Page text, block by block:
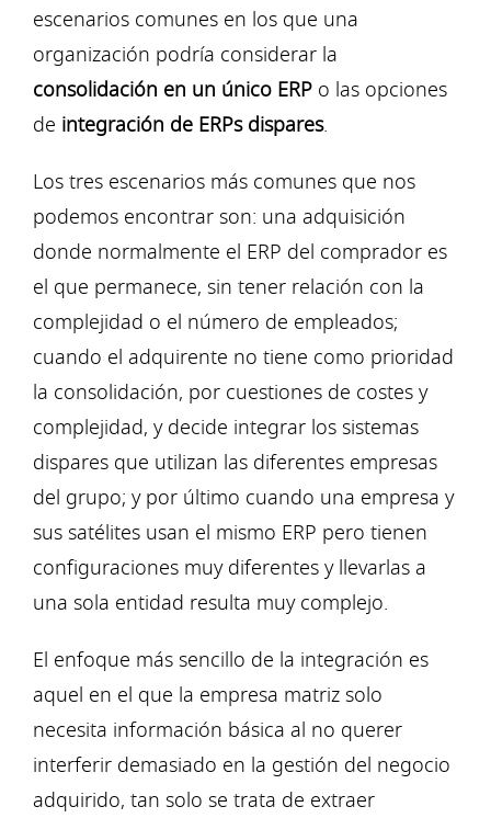
escenarios comunes en los que una
organización podría considerar la
consolidación en un único ERP o las opciones
de integración de ERPs dispares.
Los tres escenarios más comunes que nos
podemos encontrar son: una adquisición
donde normalmente el ERP del comprador es
el que permanece, sin tener relación con la
complejidad o el número de empleados;
cuando el adquirente no tiene como prioridad
la consolidación, por cuestiones de costes y
complejidad, y decide integrar los sistemas
dispares que utilizan las diferentes empresas
del grupo; y por último cuando una empresa y
sus satélites usan el mismo ERP pero tienen
configuraciones muy diferentes y llevarlas a
una sola entidad resulta muy complejo.
El enfoque más sencillo de la integración es
aquel en el que la empresa matriz solo
necesita información básica al no querer
interferir demasiado en la gestión del negocio
adquirido, tan solo se trata de extraer